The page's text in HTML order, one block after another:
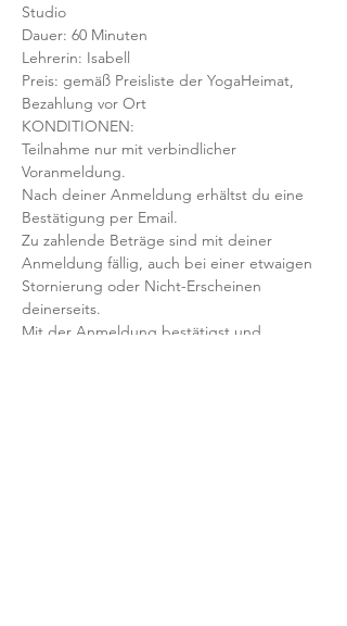
Studio
Dauer: 60 Minuten
Lehrerin: Isabell
Preis: gemäß Preisliste der YogaHeimat,
Bezahlung vor Ort
KONDITIONEN:
Teilnahme nur mit verbindlicher
Voranmeldung.
Nach deiner Anmeldung erhältst du eine
Bestätigung per Email.
Zu zahlende Beträge sind mit deiner
Anmeldung fällig, auch bei einer etwaigen
Stornierung oder Nicht-Erscheinen
deinerseits.
Mit der Anmeldung bestätigst und